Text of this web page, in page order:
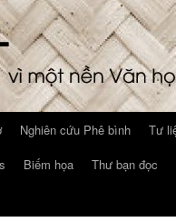
Nghiên cứu Phê bình Tư
Biếm họa Thư bạn đọc